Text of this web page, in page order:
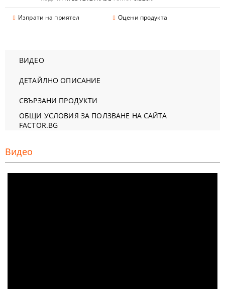
Изпрати на приятел Оцени продукта
ВИДЕО
ДЕТАЙЛНО ОПИСАНИЕ
СВЪРЗАНИ ПРОДУКТИ
ОБЩИ УСЛОВИЯ ЗА ПОЛЗВАНЕ НА САЙТА
FACTOR.BG
Видео